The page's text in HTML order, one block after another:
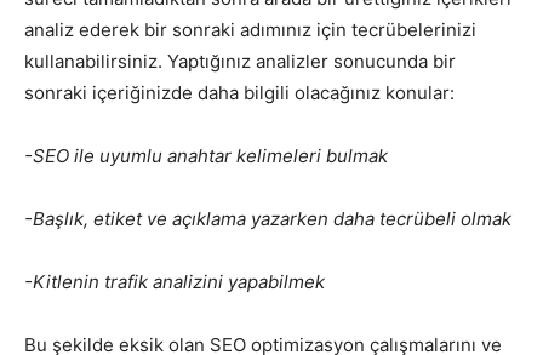
analiz ederek bir sonraki adımınız için tecrübelerinizi
kullanabilirsiniz. Yaptığınız analizler sonucunda bir
sonraki içeriğinizde daha bilgili olacağınız konular:
-SEO ile uyumlu anahtar kelimeleri bulmak
-Başlık, etiket ve açıklama yazarken daha tecrübeli olmak
-Kitlenin trafik analizini yapabilmek
Bu şekilde eksik olan SEO optimizasyon çalışmalarını ve